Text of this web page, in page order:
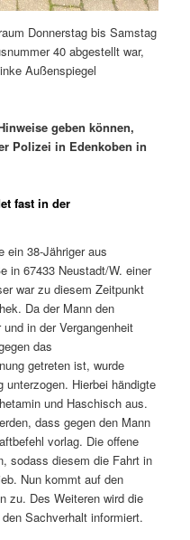
Donnerstag bis Samstag
40 abgestellt war,
Außenspiegel
geben können,
Polizei in Edenkoben in
fast in der
ein 38-Jähriger aus
in 67433 Neustadt/W. einer
war zu diesem Zeitpunkt
Da der Mann den
in der Vergangenheit
das
getreten ist, wurde
unterzogen. Hierbei händigte
und Haschisch aus.
dass gegen den Mann
vorlag. Die offene
sodass diesem die Fahrt in
Nun kommt auf den
zu. Des Weiteren wird die
Sachverhalt informiert.